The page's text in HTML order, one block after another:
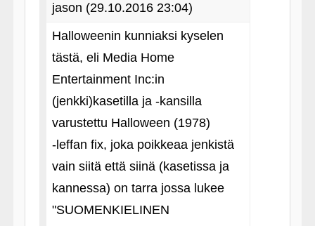
jason (29.10.2016 23:04)
Halloweenin kunniaksi kyselen
tästä, eli Media Home
Entertainment Inc:in
(jenkki)kasetilla ja ‑kansilla
varustettu Halloween (1978)
‑leffan fix, joka poikkeaa jenkistä
vain siitä että siinä (kasetissa ja
kannessa) on tarra jossa lukee
"SUOMENKIELINEN